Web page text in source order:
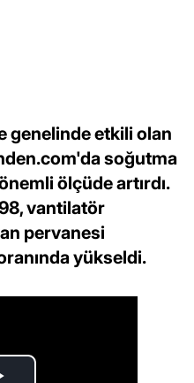
genelinde etkili olan
soğutma
ölçüde artırdı.
vantilatör
pervanesi
yükseldi.